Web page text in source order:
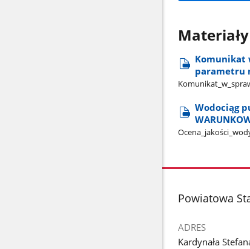
Materiały
Komunikat
parametru
Wodociąg
stopka
Powiatowa
ADRES
Kardynała